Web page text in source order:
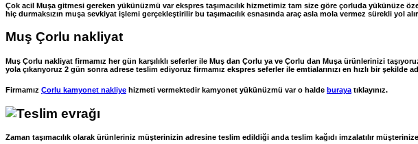
Çok acil Muşa gitmesi gereken yükünüzmü var ekspres taşımacılık hizmetimiz tam size göre çorluda yükünüze
hiç durmaksızın muşa sevkiyat işlemi gerçekleştirilir bu taşımacılık esnasında araç asla mola vermez sürekli yol
Muş Çorlu nakliyat
Muş Çorlu nakliyat firmamız her gün karşılıklı seferler ile Muş dan Çorlu ya ve Çorlu dan Muşa ürünlerinizi
yola çıkarıyoruz 2 gün sonra adrese teslim ediyoruz firmamız ekspres seferler ile emtialarınızı en hızlı bir şekilde
Firmamız Çorlu kamyonet nakliye hizmeti vermektedir kamyonet yükünüzmü var o halde buraya tıklayınız.
Zaman taşımacılık olarak ürünleriniz müşterinizin adresine teslim edildiği anda teslim kağıdı imzalatılır müşterinize